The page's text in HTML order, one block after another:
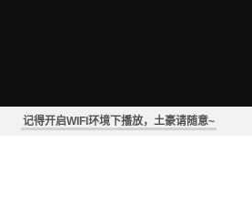
记得开启WIFI环境下播放，土豪请随意~